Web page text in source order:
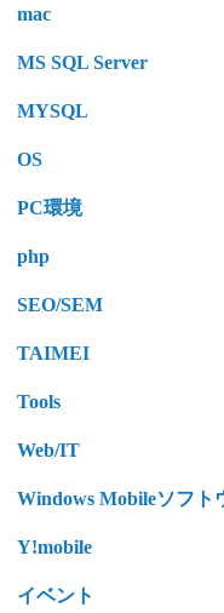
mac
MS SQL Server
MYSQL
OS
PC環境
php
SEO/SEM
TAIMEI
Tools
Web/IT
Windows Mobileソフト
Y!mobile
イベント